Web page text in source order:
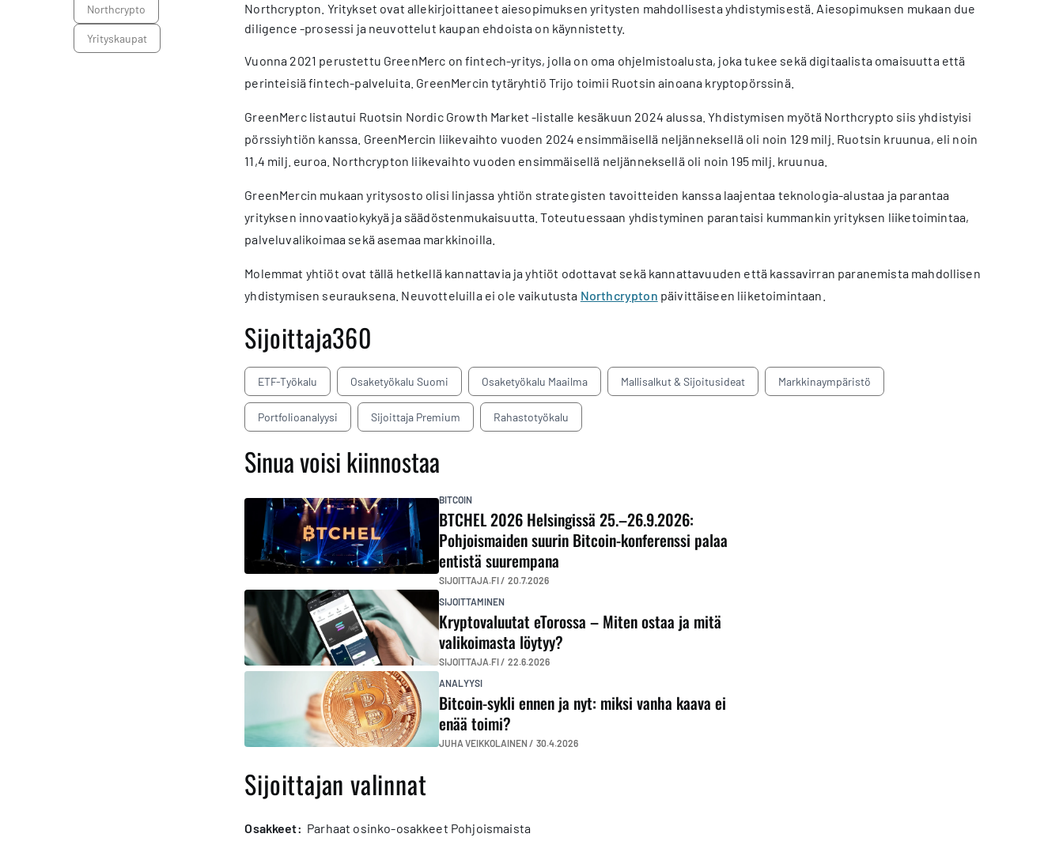
Northcrypto
yrityskaupat
Northcrypton. Yritykset ovat allekirjoittaneet aiesopimuksen yritysten mahdollisesta yhdistymisestä. Aiesopimuksen mukaan due
diligence -prosessi ja neuvottelut kaupan ehdoista on käynnistetty.
Vuonna 2021 perustettu GreenMerc on fintech-yritys, jolla on oma ohjelmistoalusta, joka tukee sekä digitaalista omaisuutta että
perinteisiä fintech-palveluita. GreenMercin tytäryhtiö Trijo toimii Ruotsin ainoana kryptopörssinä.
GreenMerc listautui Ruotsin Nordic Growth Market -listalle kesäkuun 2024 alussa. Yhdistymisen myötä Northcrypto siis yhdistyisi
pörssiyhtiön kanssa. GreenMercin liikevaihto vuoden 2024 ensimmäisellä neljänneksellä oli noin 129 milj. Ruotsin kruunua, eli noin
11,4 milj. euroa. Northcrypton liikevaihto vuoden ensimmäisellä neljänneksellä oli noin 195 milj. kruunua.
GreenMercin mukaan yritysosto olisi linjassa yhtiön strategisten tavoitteiden kanssa laajentaa teknologia-alustaa ja parantaa
yrityksen innovaatiokykyä ja säädöstenmukaisuutta. Toteutuessaan yhdistyminen parantaisi kummankin yrityksen liiketoimintaa,
palveluvalikoimaa sekä asemaa markkinoilla.
Molemmat yhtiöt ovat tällä hetkellä kannattavia ja yhtiöt odottavat sekä kannattavuuden että kassavirran paranemista mahdollisen
yhdistymisen seurauksena. Neuvotteluilla ei ole vaikutusta Northcrypton päivittäiseen liiketoimintaan.
Sijoittaja360
ETF-Työkalu Osaketyökalu Suomi Osaketyökalu Maailma Mallisalkut & Sijoitusideat Markkinaympäristö
Portfolioanalyysi Sijoittaja Premium Rahastotyökalu
Sinua voisi kiinnostaa
BITCOIN
BTCHEL 2026 Helsingissä 25.–26.9.2026:
Pohjoismaiden suurin Bitcoin-konferenssi palaa
entistä suurempana
SIJOITTAJA.FI / 20.7.2026
SIJOITTAMINEN
Kryptovaluutat eTorossa – Miten ostaa ja mitä
valikoimasta löytyy?
SIJOITTAJA.FI / 22.6.2026
ANALYYSI
Bitcoin-sykli ennen ja nyt: miksi vanha kaava ei
enää toimi?
JUHA VEIKKOLAINEN / 30.4.2026
Sijoittajan valinnat
osakkeet: Parhaat osinko-osakkeet Pohjoismaista